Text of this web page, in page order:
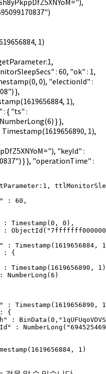
),
)
, 1)
: 60, "ok" : 1,
0), "electionId" :
},
1),
: { "ts" :
} },
1),
"keyId" :
} }, "operationTime" :
: 60,
Timestamp(0, 0),
: Timestamp(1619656884,
: {
Timestamp(1619656890,
NumberLong(6)
: Timestamp(1619656890,
{
:
:
1)